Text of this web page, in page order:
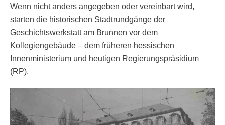
Wenn nicht anders angegeben oder vereinbart wird,
starten die historischen Stadtrundgänge der
Geschichtswerkstatt am Brunnen vor dem
Kollegiengebäude – dem früheren hessischen
Innenministerium und heutigen Regierungspräsidium
(RP).